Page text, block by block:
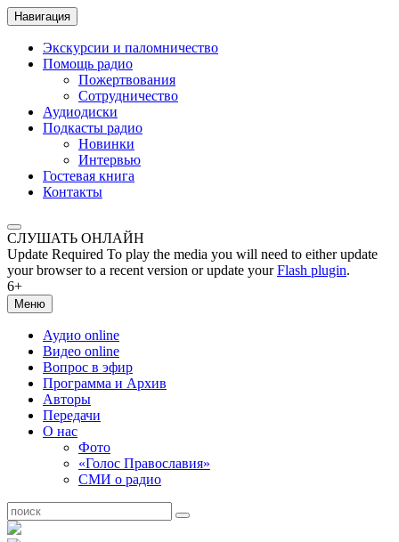
Навигация
Экскурсии и паломничество
Помощь радио
Пожертвования
Сотрудничество
Аудиодиски
Подкасты радио
Новинки
Интервью
Гостевая книга
Контакты
СЛУШАТЬ ОНЛАЙН
Update Required To play the media you will need to either update
your browser to a recent version or update yourFlash plugin.
6+
Меню
Аудио online
Видео online
Вопрос в эфир
Программа и Архив
Авторы
Передачи
О нас
Фото
«Голос Православия»
СМИ о радио